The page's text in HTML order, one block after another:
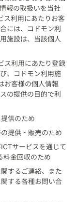
報の取扱いを当社
ス利用にあたりお客
には、コドモン利
施設は、当該個人
ス利用にあたり登録
、コドモン利用施
お客様の個人情報
の提供の目的で利
供のため
提供・販売のため
サービスを通じて
料金回収のため
するご連絡、また
する各種お問い合